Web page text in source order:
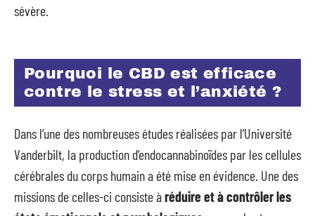
sévère.
Pourquoi le CBD est efficace
contre le stress et l’anxiété ?
Dans l’une des nombreuses études réalisées par l’Université
Vanderbilt, la production d’endocannabinoïdes par les cellules
cérébrales du corps humain a été mise en évidence. Une des
missions de celles-ci consiste àréduire et à contrôler les